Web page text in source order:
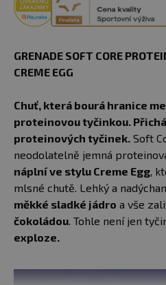
GRENADE SOFT CORE
CREME EGG
Chuť, která bourá hranice
proteinovou tyčinkou.
proteinových tyčinek. Soft
neodolatelně jemná
náplní ve stylu Creme Egg,
mlsné chutě. Lehký a
měkké sladké jádro a vše
čokoládou. Tohle není jen
exploze.